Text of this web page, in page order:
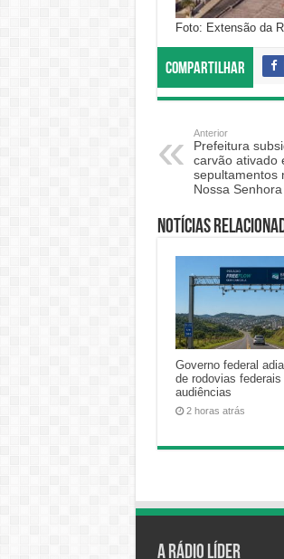
Foto: Extensão da
Compartilhar
Anterior
Prefeitura
carvão ativado
sepultamentos
Nossa
Notícias
Governo federal
de rodovias
audiências
2 horas atrás
A Rádio Líder